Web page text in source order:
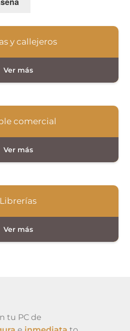
y callejeros
comercial
Librerías
tu PC de